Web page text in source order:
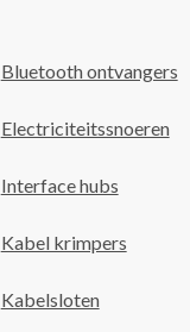
Bluetooth ontvangers
Electriciteitssnoeren
Interface hubs
Kabel krimpers
Kabelsloten